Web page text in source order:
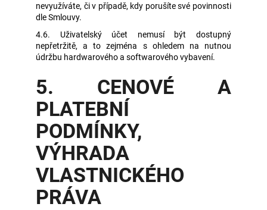
nevyužíváte, či v případě, kdy porušíte své povinnosti
dle Smlouvy.
4.6. Uživatelský účet nemusí být dostupný
nepřetržitě, a to zejména s ohledem na nutnou
údržbu hardwarového a softwarového vybavení.
5. CENOVÉ A
PLATEBNÍ
PODMÍNKY,
VÝHRADA
VLASTNICKÉHO
PRÁVA